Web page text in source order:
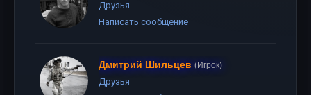
Друзья
Написать сообщение
Дмитрий Шильцев (Игрок)
Друзья